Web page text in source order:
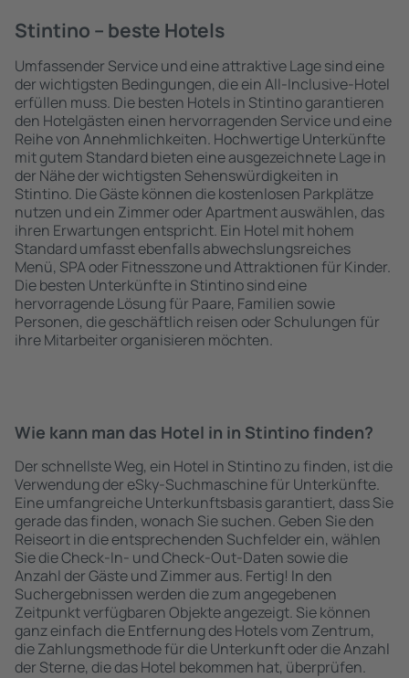
Stintino – beste Hotels
Umfassender Service und eine attraktive Lage sind eine
der wichtigsten Bedingungen, die ein All-Inclusive-Hotel
erfüllen muss. Die besten Hotels in Stintino garantieren
den Hotelgästen einen hervorragenden Service und eine
Reihe von Annehmlichkeiten. Hochwertige Unterkünfte
mit gutem Standard bieten eine ausgezeichnete Lage in
der Nähe der wichtigsten Sehenswürdigkeiten in
Stintino. Die Gäste können die kostenlosen Parkplätze
nutzen und ein Zimmer oder Apartment auswählen, das
ihren Erwartungen entspricht. Ein Hotel mit hohem
Standard umfasst ebenfalls abwechslungsreiches
Menü, SPA oder Fitnesszone und Attraktionen für Kinder.
Die besten Unterkünfte in Stintino sind eine
hervorragende Lösung für Paare, Familien sowie
Personen, die geschäftlich reisen oder Schulungen für
ihre Mitarbeiter organisieren möchten.
Wie kann man das Hotel in in Stintino finden?
Der schnellste Weg, ein Hotel in Stintino zu finden, ist die
Verwendung der eSky-Suchmaschine für Unterkünfte.
Eine umfangreiche Unterkunftsbasis garantiert, dass Sie
gerade das finden, wonach Sie suchen. Geben Sie den
Reiseort in die entsprechenden Suchfelder ein, wählen
Sie die Check-In- und Check-Out-Daten sowie die
Anzahl der Gäste und Zimmer aus. Fertig! In den
Suchergebnissen werden die zum angegebenen
Zeitpunkt verfügbaren Objekte angezeigt. Sie können
ganz einfach die Entfernung des Hotels vom Zentrum,
die Zahlungsmethode für die Unterkunft oder die Anzahl
der Sterne, die das Hotel bekommen hat, überprüfen.